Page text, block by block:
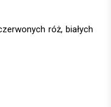
róż, białych